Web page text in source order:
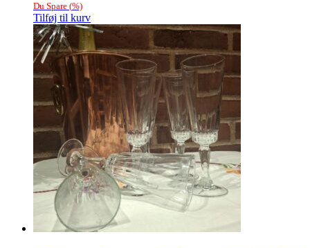
Du Spare (%)
Tilføj til kurv